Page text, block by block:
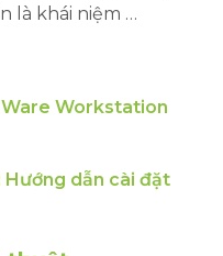
là khái niệm …
Workstation
Hướng dẫn cài đặt